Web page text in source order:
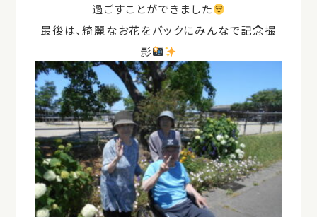
過ごすことができました
最後は、綺麗なお花をバックにみんなで記念撮
影